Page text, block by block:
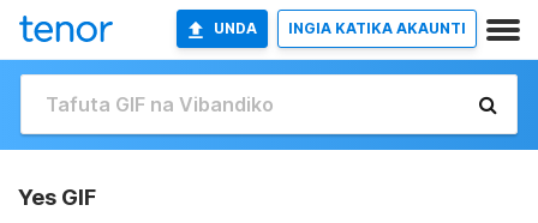
UNDA INGIA KATIKA AKAUNTI
Yes GIF